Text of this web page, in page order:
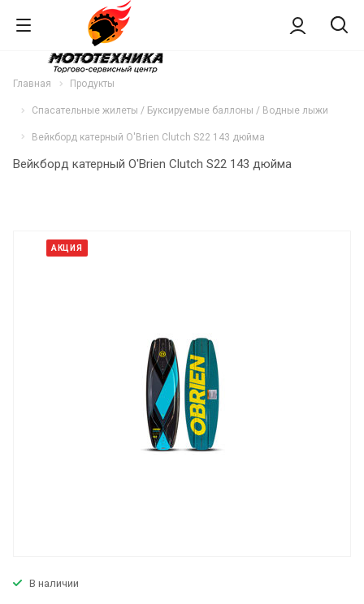
Главная Продукты
Спасательные жилеты / Буксируемые баллоны / Водные лыжи
Вейкборд катерный O'Brien Clutch S22 143 дюйма
Вейкборд катерный O'Brien Clutch S22 143 дюйма
АКЦИЯ
В наличии